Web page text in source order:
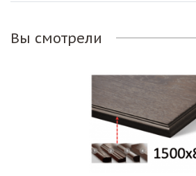
Вы смотрели